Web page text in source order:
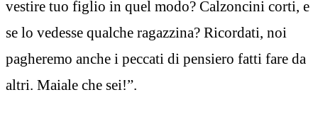
vestire tuo figlio in quel modo? Calzoncini corti, e
se lo vedesse qualche ragazzina? Ricordati, noi
pagheremo anche i peccati di pensiero fatti fare da
altri. Maiale che sei!”.